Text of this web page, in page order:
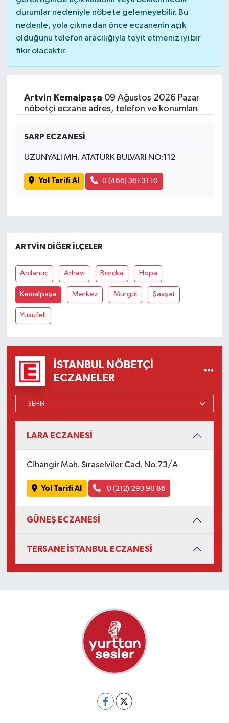
durumlar nedeniyle nöbete gelemeyebilir. Bu
nedenle, yola çıkmadan önce eczanenin açık
olduğunu telefon aracılığıyla teyit etmeniz iyi bir
fikir olacaktır.
Artvin Kemalpaşa 09 Ağustos 2026 Pazar
nöbetçi eczane adres, telefon ve konumları
SARP ECZANESİ
UZUNYALI MH. ATATÜRK BULVARI NO:112
Yol Tarifi Al 0 (466) 361 31 10
ARTVIN DIĞER İLÇELER
Ardanuç Arhavi Borçka Hopa
Kemalpaşa Merkez Murgul Şavşat
Yusufeli
İSTANBUL NÖBETÇI
ECZANELER
LARA ECZANESİ
Cihangir Mah. Sıraselviler Cad. No:73/A
Yol Tarifi Al 0 (212) 293 90 86
GÜNEŞ ECZANESİ
TERSANE İSTANBUL ECZANESİ